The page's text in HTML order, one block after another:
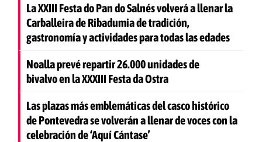
La XXIII Festa do Pan do Salnés volverá a llenar la
Carballeira de Ribadumia de tradición,
gastronomía y actividades para todas las edades
Noalla prevé repartir 26.000 unidades de
bivalvo en la XXXIII Festa da Ostra
Las plazas más emblemáticas del casco histórico
de Pontevedra se volverán a llenar de voces con la
celebración de ‘Aquí Cántase’